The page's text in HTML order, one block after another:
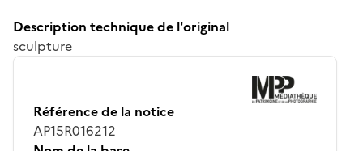
Description technique de l'original
sculpture
Référence de la notice
AP15R016212